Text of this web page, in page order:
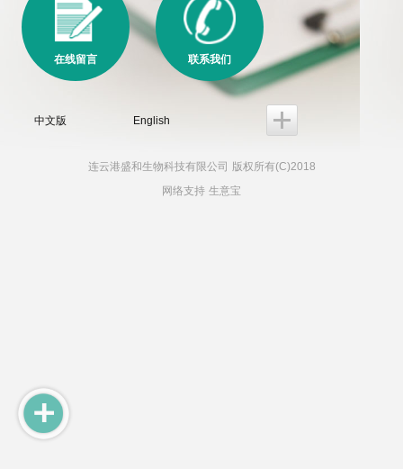
在线留言 联系我们
中文版 English
连云港盛和生物科技有限公司 版权所有(C)2018
网络支持 生意宝